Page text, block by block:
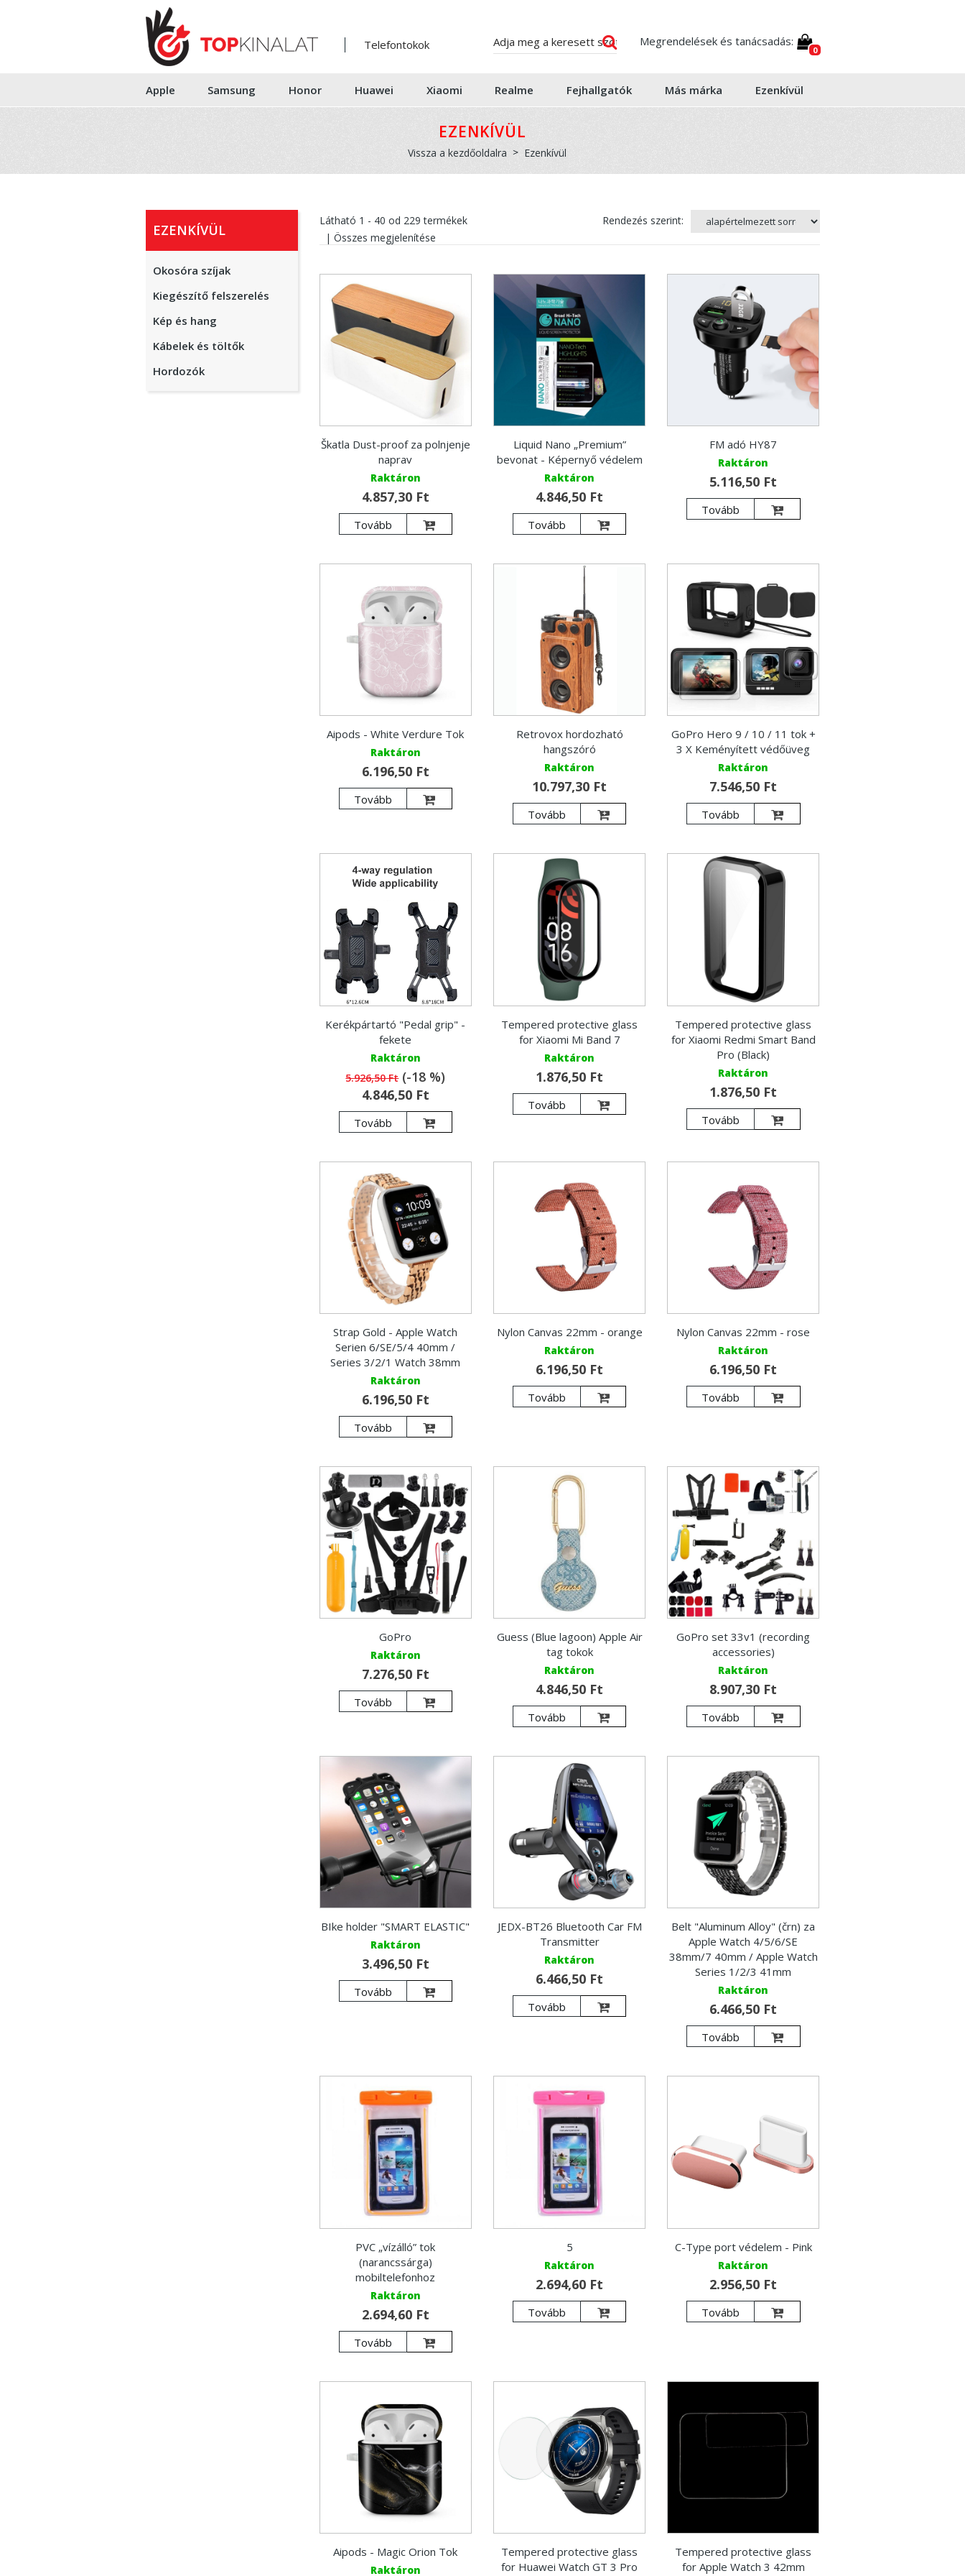
Telefontokok Megrendelések és tanácsadás:
0
Apple Samsung Honor Huawei Xiaomi Realme Fejhallgatók Más márka Ezenkívül
EZENKÍVÜL
Vissza a kezdőoldalra Ezenkívül
EZENKÍVÜL
Okosóra szíjak
Kiegészítő felszerelés
Kép és hang
Kábelek és töltők
Hordozók
Látható 1 - 40 od 229 termékek
| Összes megjelenítése
Rendezés szerint:
Škatla Dust-proof za polnjenje
naprav
Raktáron
4.857,30 Ft
Tovább
Liquid Nano „Premium”
bevonat - Képernyő védelem
Raktáron
4.846,50 Ft
Tovább
FM adó HY87
Raktáron
5.116,50 Ft
Tovább
Aipods - White Verdure Tok
Raktáron
6.196,50 Ft
Tovább
Retrovox hordozható
hangszóró
Raktáron
10.797,30 Ft
Tovább
GoPro Hero 9 / 10 / 11 tok +
3 X Keményített védőüveg
Raktáron
7.546,50 Ft
Tovább
Kerékpártartó "Pedal grip" -
fekete
Raktáron
5.926,50 Ft(-18 %)
4.846,50 Ft
Tovább
Tempered protective glass
for Xiaomi Mi Band 7
Raktáron
1.876,50 Ft
Tovább
Tempered protective glass
for Xiaomi Redmi Smart Band
Pro (Black)
Raktáron
1.876,50 Ft
Tovább
Strap Gold - Apple Watch
Serien 6/SE/5/4 40mm /
Series 3/2/1 Watch 38mm
Raktáron
6.196,50 Ft
Tovább
Nylon Canvas 22mm - orange
Raktáron
6.196,50 Ft
Tovább
Nylon Canvas 22mm - rose
Raktáron
6.196,50 Ft
Tovább
GoPro
Raktáron
7.276,50 Ft
Tovább
Guess (Blue lagoon) Apple Air
tag tokok
Raktáron
4.846,50 Ft
Tovább
GoPro set 33v1 (recording
accessories)
Raktáron
8.907,30 Ft
Tovább
BIke holder "SMART ELASTIC"
Raktáron
3.496,50 Ft
Tovább
JEDX-BT26 Bluetooth Car FM
Transmitter
Raktáron
6.466,50 Ft
Tovább
Belt "Aluminum Alloy" (črn) za
Apple Watch 4/5/6/SE
38mm/7 40mm / Apple Watch
Series 1/2/3 41mm
Raktáron
6.466,50 Ft
Tovább
PVC „vízálló” tok
(narancssárga)
mobiltelefonhoz
Raktáron
2.694,60 Ft
Tovább
5
Raktáron
2.694,60 Ft
Tovább
C-Type port védelem - Pink
Raktáron
2.956,50 Ft
Tovább
Aipods - Magic Orion Tok
Raktáron
Tempered protective glass
for Huawei Watch GT 3 Pro
Tempered protective glass
for Apple Watch 3 42mm